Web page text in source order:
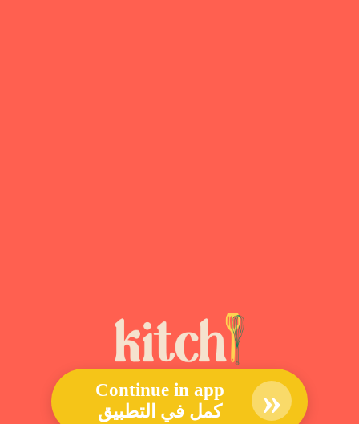
Continue in app
كمل في التطبيق
»